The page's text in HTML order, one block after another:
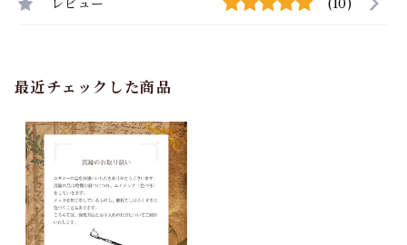
レビュー (10)
最近チェックした商品